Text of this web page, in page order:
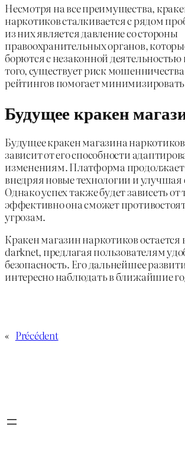
Несмотря на все преимущества,
наркотиков сталкивается с рядом
из них является давление со стороны
правоохранительных органов,
борются с незаконной
того, существует риск
рейтингов помогает минимизировать
Будущее кракен
Будущее кракен магазина
зависит от его способности
изменениям. Платформа продолжает
внедряя новые технологии и улучшая
Однако успех также будет зависеть от
эффективно она сможет
угрозам.
Кракен магазин наркотиков
darknet, предлагая пользователям
безопасность. Его дальнейшее
интересно наблюдать в ближайшие
« Précédent